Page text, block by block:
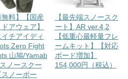
無料】【国産
アウェア】
チアイディ
Zero Fight
山鳩/Yamab
ノースクー
スノーボー
【最先端スノースク
ート】AR ver.4,2
【低重心最軽量フレ
ームキット】【対応
ボード増加】
154,000円（税込）